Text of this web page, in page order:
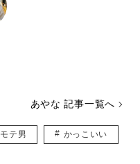
あやな 記事一覧へ
モテ男 かっこいい